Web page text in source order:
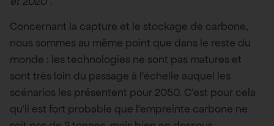
Concernant la capture et le stockage de carbone,
nous sommes au même point que dans le reste du
monde : les technologies ne sont pas matures et
sont très loin du passage à l’échelle auquel les
scénarios les présentent pour 2050. C’est pour cela
qu’il est fort probable que l’empreinte carbone ne